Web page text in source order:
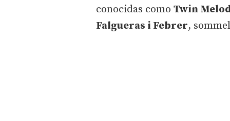
conocidas como Twin
Falgueras i Febrer,